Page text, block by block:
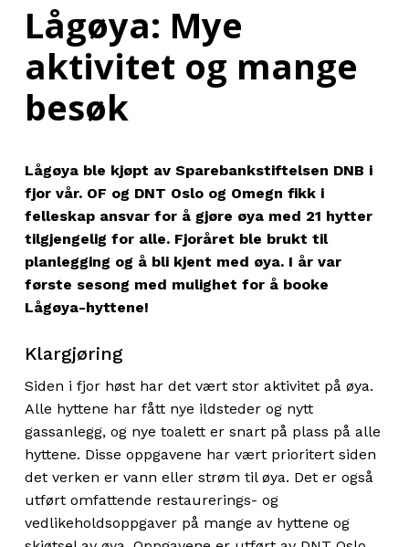
Lågøya: Mye
aktivitet og mange
besøk
Lågøya ble kjøpt av Sparebankstiftelsen DNB i
fjor vår. OF og DNT Oslo og Omegn fikk i
felleskap ansvar for å gjøre øya med 21 hytter
tilgjengelig for alle. Fjoråret ble brukt til
planlegging og å bli kjent med øya. I år var
første sesong med mulighet for å booke
Lågøya-hyttene!
Klargjøring
Siden i fjor høst har det vært stor aktivitet på øya.
Alle hyttene har fått nye ildsteder og nytt
gassanlegg, og nye toalett er snart på plass på alle
hyttene. Disse oppgavene har vært prioritert siden
det verken er vann eller strøm til øya. Det er også
utført omfattende restaurerings- og
vedlikeholdsoppgaver på mange av hyttene og